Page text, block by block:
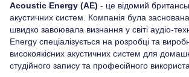
Acoustic Energy (AE) - це відомий
акустичних систем. Компанія була
швидко завоювала визнання у світі аудіо-
Energy спеціалізується на розробці та
високоякісних акустичних систем для
студійного запису та професійного